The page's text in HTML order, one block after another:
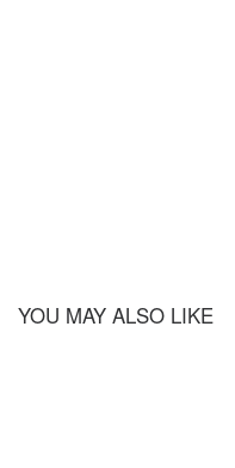
YOU MAY ALSO LIKE